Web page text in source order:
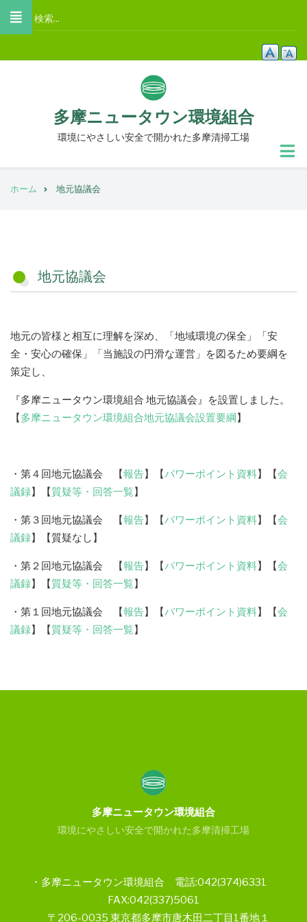
コ
移
検
索
多摩ニュータウン環境組合
環境にやさしい安全で開かれた多摩清掃工場
ン
ホーム 地元協議会
地元協議会
地元の皆様と相互に理解を深め、「地域環境の保全」「安
全・安心の確保」「当施設の円滑な運営」を図るため要綱を
策定し、
『多摩ニュータウン環境組合 地元協議会』を設置しました。
【多摩ニュータウン環境組合地元協議会設置要綱】
・第４回地元協議会 【報告】【パワーポイント資料】【会
議録】【質疑等・回答一覧】
・第３回地元協議会 【報告】【パワーポイント資料】【会
議録】【質疑なし】
・第２回地元協議会 【報告】【パワーポイント資料】【会
議録】【質疑等・回答一覧】
・第１回地元協議会 【報告】【パワーポイント資料】【会
議録】【質疑等・回答一覧】
多摩ニュータウン環境組合
環境にやさしい安全で開かれた多摩清掃工場
・多摩ニュータウン環境組合 電話:042(374)6331
FAX:042(337)5061
〒206-0035 東京都多摩市唐木田二丁目1番地１